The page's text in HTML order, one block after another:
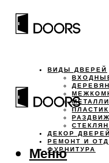
ВИДЫ ДВЕРЕЙ
ДЕКОР ДВЕРЕЙ
РЕМОНТ И
ФУРНИТУРА
Меню